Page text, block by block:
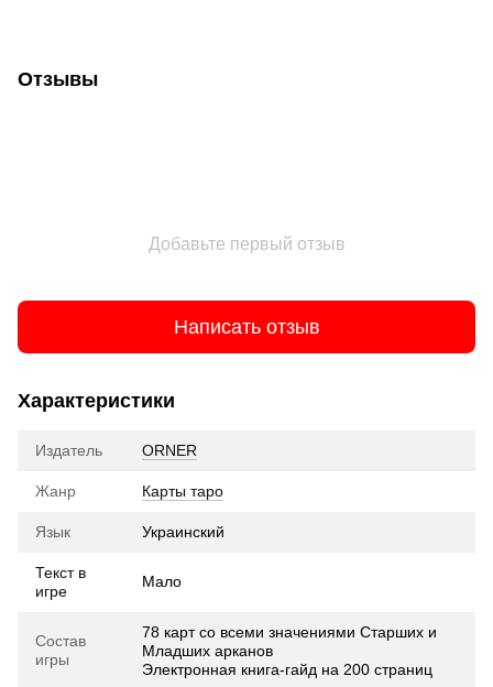
Отзывы
Добавьте первый отзыв
Написать отзыв
Характеристики
Издатель ORNER
Жанр Карты таро
Язык Украинский
Текст в
игре
Мало
Состав
игры
78 карт со всеми значениями Старших и
Младших арканов
Электронная книга-гайд на 200 страниц